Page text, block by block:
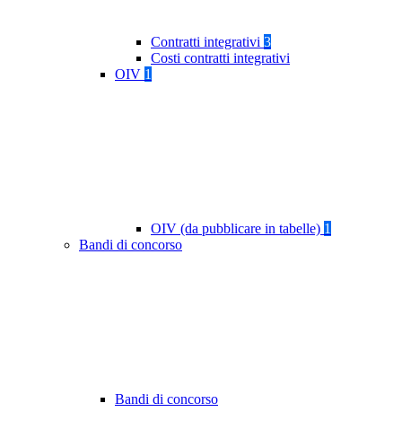
Contratti integrativi 3
Costi contratti integrativi
OIV 1
OIV (da pubblicare in tabelle) 1
Bandi di concorso
Bandi di concorso